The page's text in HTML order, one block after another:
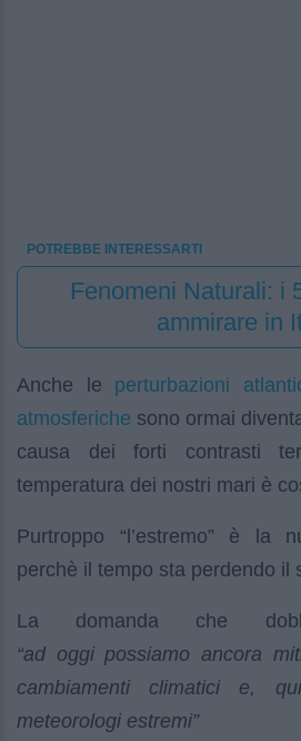
POTREBBE INTERESSARTI
Fenomeni Naturali: i
ammirare in
Anche le perturbazioni
atmosferiche sono ormai
causa dei forti contrasti
temperatura dei nostri mari è
Purtroppo “l’estremo” è la
perchè il tempo sta perdendo il
La domanda che
“ad oggi possiamo ancora
cambiamenti climatici e,
meteorologi estremi”